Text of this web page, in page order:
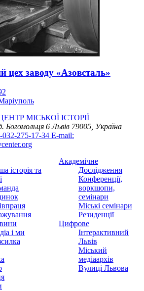
цех заводу «Азовсталь»
МІСЬКОЇ ІСТОРІЇ
Богомольця 6Львів 79005, Україна
032-275-17-34 E-mail:
історія та
і ми
Академічне
Дослідження
Конференції,
воркшопи,
семінари
Міські семінари
Резиденції
Цифрове
Інтерактивний
Львів
Міський
медіаархів
Вулиці Львова